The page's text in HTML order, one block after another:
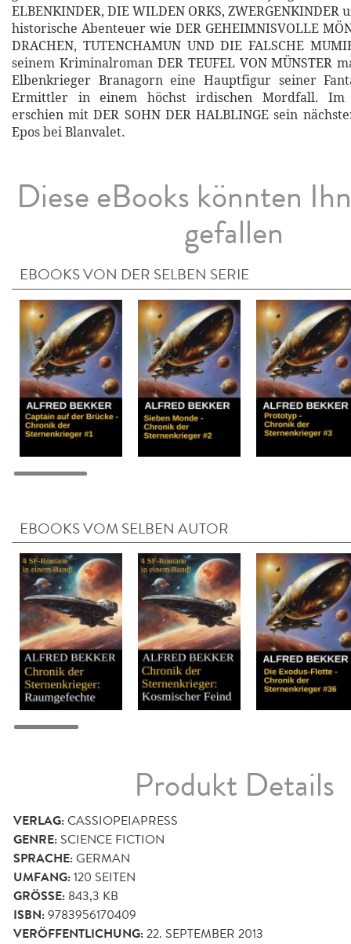
ELBENKINDER, DIE WILDEN ORKS, ZWERGENKINDER
historische Abenteuer wie DER GEHEIMNISVOLLE
DRACHEN, TUTENCHAMUN UND DIE FALSCHE
seinem Kriminalroman DER TEUFEL VON MÜNSTER
Elbenkrieger Branagorn eine Hauptfigur seiner
Ermittler in einem höchst irdischen Mordfall. Im
erschien mit DER SOHN DER HALBLINGE sein
Epos bei Blanvalet.
Diese eBooks könnten
gefallen
EBOOKS VON DER SELBEN SERIE
EBOOKS VOM SELBEN AUTOR
Produkt Details
VERLAG:CASSIOPEIAPRESS
GENRE: SCIENCE FICTION
SPRACHE:GERMAN
UMFANG:120 SEITEN
GRÖSSE: 843,3 KB
ISBN:9783956170409
VERÖFFENTLICHUNG:22. SEPTEMBER 2013